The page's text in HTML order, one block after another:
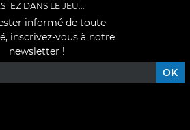
DANS LE JEU...
informé de toute
inscrivez-vous à notre
newsletter !